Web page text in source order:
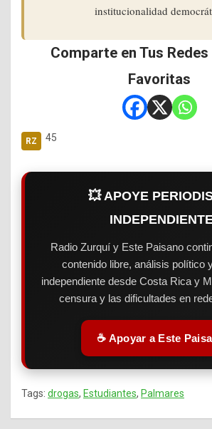
institucionalidad
Comparte en Tus
Favoritas
45
💥 APOYE
Radio Zurquí y Este Paisano
contenido libre, análisis político
independiente desde Costa Rica y
censura y las dificultades en
☕ Apoyar a Este
Tags: drogas, Estudiantes, Palmares